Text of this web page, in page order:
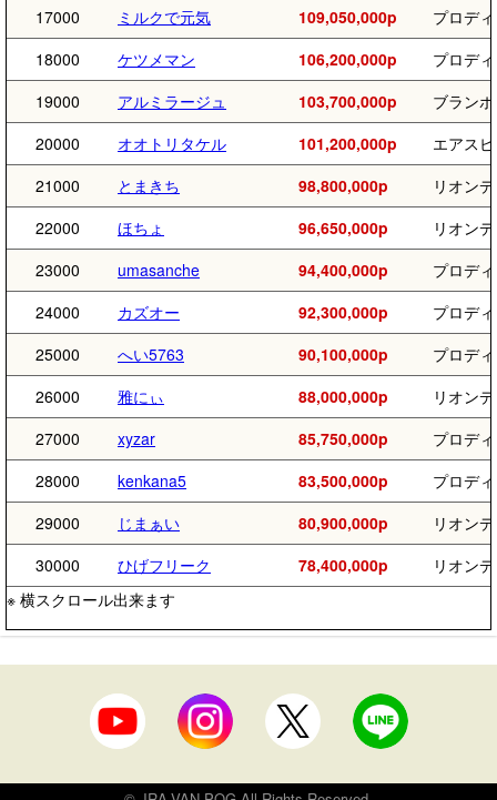
17000
ミルクで元気 109,050,000p
プロデ
18000
ケツメマン 106,200,000p
プロデ
19000
アルミラージュ 103,700,000p
ブラン
20000
オオトリタケル 101,200,000p
エアス
21000
とまきち 98,800,000p
リオン
22000
ほちょ 96,650,000p
リオン
23000
umasanche 94,400,000p
プロデ
24000
カズオー 92,300,000p
プロデ
25000
へい5763 90,100,000p
プロデ
26000
雅にぃ 88,000,000p
リオン
27000
xyzar 85,750,000p
プロデ
28000
kenkana5 83,500,000p
プロデ
29000
じまぁい 80,900,000p
リオン
30000
ひげフリーク 78,400,000p リオン